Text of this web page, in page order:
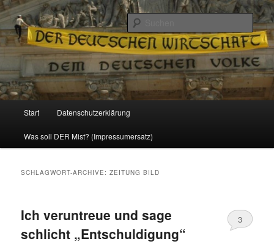
Reizzentrum
Politik, Wirtschaft, Soziales und Gesellschaft
Zum
Inhalt
Zum
sekundären
Start Datenschutzerklärung
Was soll DER Mist? (Impressumersatz)
SCHLAGWORT-ARCHIVE:ZEITUNG BILD
Ich veruntreue und sage
schlicht „Entschuldigung“
3